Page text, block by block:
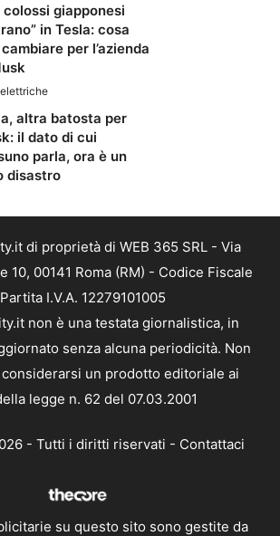
colossi giapponesi
in Tesla: cosa
per l’azienda
altra batosta per
il dato di cui
parla, ora è un
disastro
di proprietà di WEB 365 SRL - Via
10, 00141 Roma (RM) - Codice Fiscale
I.V.A. 12279101005
non è una testata giornalistica, in
senza alcuna periodicità. Non
un prodotto editoriale ai
legge n. 62 del 07.03.2001
- Tutti i diritti riservati - Contattaci
su questo sito sono gestite da